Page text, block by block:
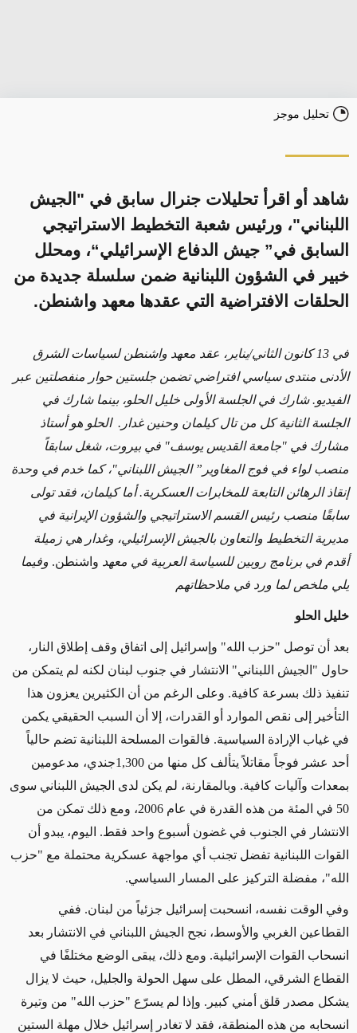
تحليل موجز
شاهد أو اقرأ تحليلات جنرال سابق في "الجيش
اللبناني"، ورئيس شعبة التخطيط الاستراتيجي
السابق في” جيش الدفاع الإسرائيلي“، ومحلل
خبير في الشؤون اللبنانية ضمن سلسلة جديدة من
الحلقات الافتراضية التي عقدها معهد واشنطن.
في 13 كانون الثاني/يناير، عقد معهد واشنطن لسياسات الشرق
الأدنى منتدى سياسي افتراضي تضمن جلستين حوار منفصلتين عبر
الفيديو.شارك فيالجلسة الأولى خليل الحلو، بينما شارك في
الجلسة الثانية كل من تال كيلمان وحنين غدار. الحلو هو أستاذ
مشارك في "جامعة القديس يوسف" في بيروت، شغل سابقاً
منصب لواء في فوج المغاوير” الجيش اللبناني"، كما خدم في وحدة
إنقاذ الرهائن التابعة للمخابرات العسكرية. أما كيلمان، فقد تولى
سابقًا منصب رئيس القسم الاستراتيجي والشؤون الإيرانية في
مديرية التخطيط والتعاون بالجيش الإسرائيلي، وغدار هي زميلة
أقدم في برنامج روبين للسياسة العربية في معهد واشنطن. وفيما
يلي ملخص لما ورد في ملاحظاتهم
خليل الحلو
بعد أن توصل "حزب الله" وإسرائيل إلى اتفاق وقف إطلاق النار،
حاول "الجيش اللبناني" الانتشار في جنوب لبنان لكنه لم يتمكن من
تنفيذ ذلك بسرعة كافية. وعلى الرغم من أن الكثيرين يعزون هذا
التأخير إلى نقص الموارد أو القدرات، إلا أن السبب الحقيقي يكمن
في غياب الإرادة السياسية. فالقوات المسلحة اللبنانية تضم حالياً
أحد عشر فوجاً مقاتلاً يتألف كل منها من 1,300جندي، مدعومين
بمعدات وآليات كافية. وبالمقارنة، لم يكن لدى الجيش اللبناني سوى
50 في المئة من هذه القدرة في عام 2006، ومع ذلك تمكن من
الانتشار في الجنوب في غضون أسبوع واحد فقط. اليوم، يبدو أن
القوات اللبنانية تفضل تجنب أي مواجهة عسكرية محتملة مع "حزب
الله"، مفضلة التركيز على المسار السياسي.
وفي الوقت نفسه، انسحبت إسرائيل جزئياً من لبنان. ففي
القطاعين الغربي والأوسط، نجح الجيش اللبناني في الانتشار بعد
انسحاب القوات الإسرائيلية. ومع ذلك، يبقى الوضع مختلفًا في
القطاع الشرقي، المطل على سهل الحولة والجليل، حيث لا يزال
يشكل مصدر قلق أمني كبير . وإذا لم يسرّع "حزب الله" من وتيرة
انسحابه من هذه المنطقة، فقد لا تغادر إسرائيل خلال مهلة الستين